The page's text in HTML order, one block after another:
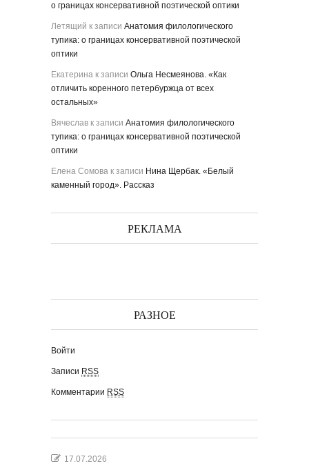
о границах консервативной поэтической оптики
Летящий к записи Анатомия филологического
тупика: о границах консервативной поэтической
оптики
Екатерина к записи Ольга Несмеянова. «Как
отличить коренного петербуржца от всех
остальных»
Вячеслав к записи Анатомия филологического
тупика: о границах консервативной поэтической
оптики
Елена Сомова к записи Нина Щербак. «Белый
каменный город». Рассказ
РЕКЛАМА
РАЗНОЕ
Войти
Записи RSS
Комментарии RSS
17.07.2026